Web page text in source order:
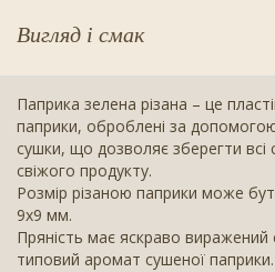
Вигляд і смак
Паприка зелена різана – це
паприки, оброблені за
сушки, що дозволяє зберегти всі
свіжого продукту.
Розмір різаною паприки може
9х9 мм.
Пряність має яскраво
типовий аромат сушеної паприки.